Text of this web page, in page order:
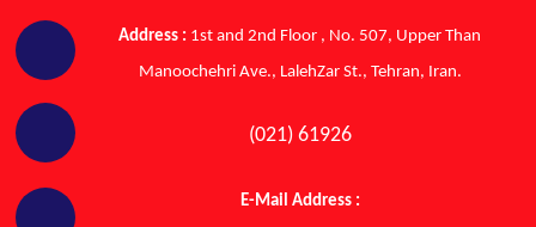
Address : 1st and 2nd Floor , No. 507, Upper Than
Manoochehri Ave., LalehZar St., Tehran, Iran.
(021) 61926
E-Mail Address :